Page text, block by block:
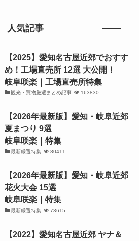
人気記事
【2025】愛知名古屋近郊でおすす
め！工場直売所 12選 大公開！
岐阜咲楽｜工場直売所特集
観光・買物厳選まとめ記事 163830
【2026年最新版】愛知・岐阜近郊
夏まつり 9選
岐阜咲楽｜特集
最新厳選特集 80411
【2026年最新版】愛知・岐阜近郊
花火大会 15選
岐阜咲楽｜特集
最新厳選特集 73615
【2022】愛知名古屋近郊 ヤナ＆